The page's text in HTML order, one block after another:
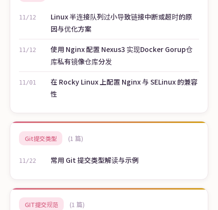
11/12
Linux 半连接队列过小导致链接中断或超时的原
因与优化方案
11/12
使用 Nginx 配置 Nexus3 实现Docker Gorup仓
库私有镜像仓库分发
11/01
在 Rocky Linux 上配置 Nginx 与 SELinux 的兼容
性
Git提交类型 (1 篇)
11/22 常用 Git 提交类型解读与示例
GIT提交规范 (1 篇)